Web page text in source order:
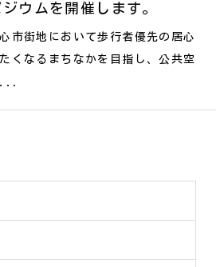
ウムを開催します。
市街地において歩行者優先の居心
くなるまちなかを目指し、公共空
...